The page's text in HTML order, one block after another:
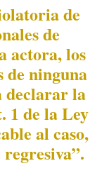
de
de
actora, los
de ninguna
declarar la
1 de la Ley
al caso,